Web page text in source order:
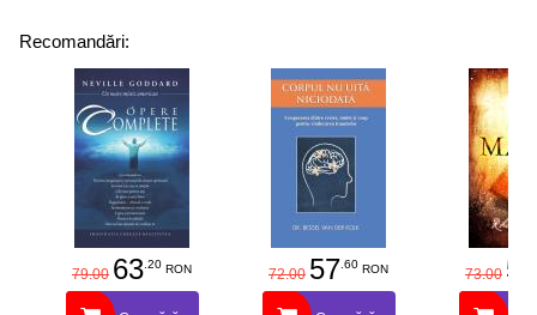
Recomandări:
79.00 63.20 RON 72.00 57.60 RON 73.00 58